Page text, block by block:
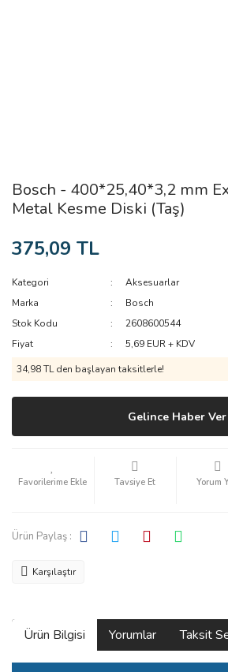
Bosch - 400*25,40*3,2 mm
Metal Kesme Diski (Taş)
375,09 TL
Kategori
Aksesuarlar
Marka
Bosch
Stok Kodu
2608600544
Fiyat
5,69 EUR + KDV
34,98 TL den başlayan taksitlerle!
Gelince Haber Ver
Tavsiye Et Yorum
Ürün Paylaş :
Karşılaştır
Ürün Bilgisi Yorumlar Taksit